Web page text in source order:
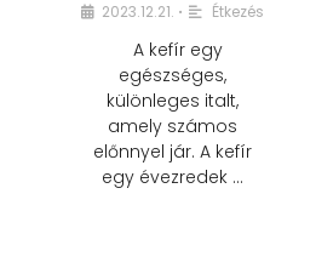
2023.12.21. • Étkezés
A kefír egy
egészséges,
különleges italt,
amely számos
előnnyel jár. A kefír
egy évezredek …